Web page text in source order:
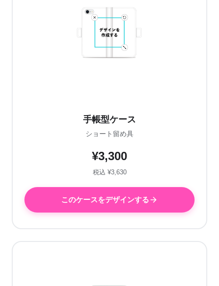
手帳型ケース
ショート留め具
¥3,300
税込 ¥3,630
このケースをデザインする